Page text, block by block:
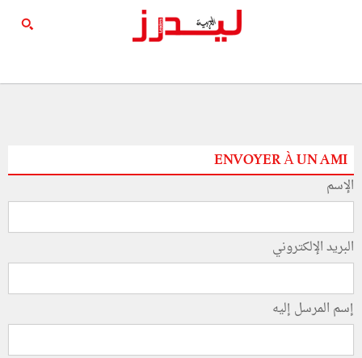
ENVOYER À UN AMI
الإسم
البريد الإلكتروني
إسم المرسل إليه